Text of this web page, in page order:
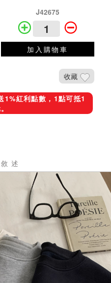
J42675
加入購物車
收藏
紅利點數，1點可抵1
述